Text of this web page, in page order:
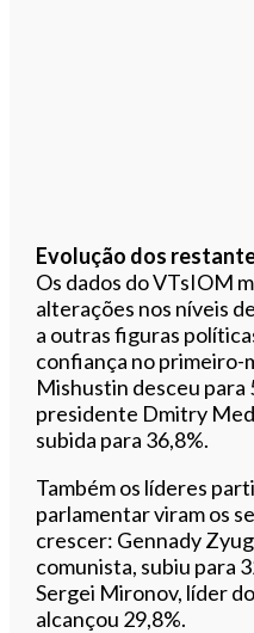
Evolução dos
Os dados do VTsIOM
alterações nos níveis
a outras figuras
confiança no primeiro-
Mishustin desceu para
presidente Dmitry
subida para 36,8%.
Também os líderes
parlamentar viram os
crescer: Gennady
comunista, subiu para
Sergei Mironov, líder
alcançou 29,8%.